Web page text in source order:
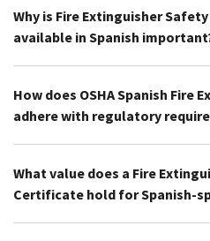
Why is Fire Extinguisher
available in Spanish
How does OSHA Spanish Fire
adhere with regulatory
What value does a Fire
Certificate hold for Spanish-